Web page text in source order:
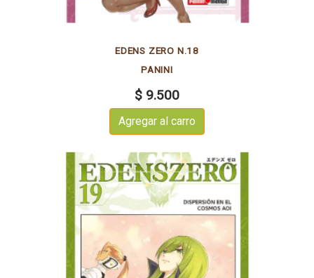
EDENS ZERO N.18
PANINI
$ 9.500
Agregar al carro